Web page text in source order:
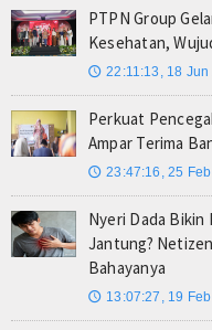
PTPN Group
Kesehatan,
🕔 22:11:13, 18 Jun
Perkuat
Ampar Terima
🕔 23:47:16, 25
Nyeri Dada Bikin
Jantung?
Bahayanya
🕔 13:07:27, 19